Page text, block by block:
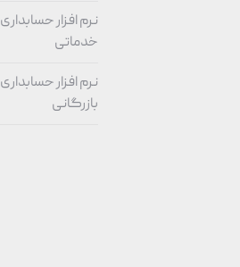
نرم افزار حسابداری
خدماتی
نرم افزار حسابداری
بازرگانی